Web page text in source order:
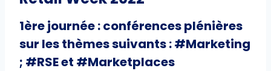
1ère journée : conférences plénières
sur les thèmes suivants : #Marketing
; #RSE et #Marketplaces